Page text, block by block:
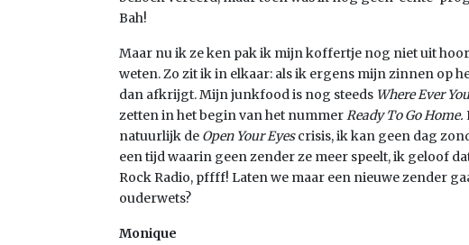
Bah!
Maar nu ik ze ken pak ik mijn koffertje nog niet uit
weten. Zo zit ik in elkaar: als ik ergens mijn zinnen op
dan afkrijgt. Mijn junkfood is nog steeds Where Ever
zetten in het begin van het nummerReady To Go Home.
natuurlijk de Open Your Eyescrisis, ik kan geen dag
een tijd waarin geen zender ze meer speelt, ik geloof
Rock Radio, pffff! Laten we maar een nieuwe zender
ouderwets?
Monique